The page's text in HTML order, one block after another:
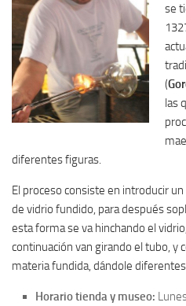
se
(
las
diferentes figuras.
El proceso consiste en introducir
de vidrio fundido, para después
esta forma se va hinchando el
continuación van girando el tubo, y
materia fundida, dándole
Horario tienda y museo: